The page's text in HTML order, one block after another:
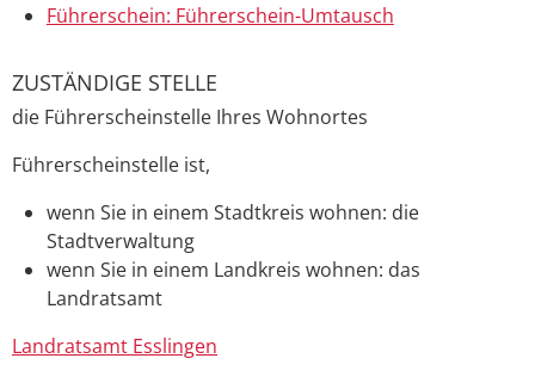
Führerschein: Führerschein-Umtausch
ZUSTÄNDIGE STELLE
die Führerscheinstelle Ihres Wohnortes
Führerscheinstelle ist,
wenn Sie in einem Stadtkreis wohnen: die
Stadtverwaltung
wenn Sie in einem Landkreis wohnen: das
Landratsamt
Landratsamt Esslingen